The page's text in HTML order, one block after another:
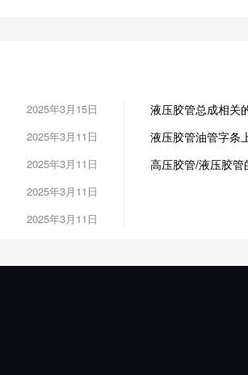
2025年3月15日
2025年3月11日
2025年3月11日
2025年3月11日
2025年3月11日
液压胶管总成相关
液压胶管油管字条
高压胶管/液压胶